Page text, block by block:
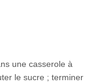
une casserole à
le sucre ; terminer